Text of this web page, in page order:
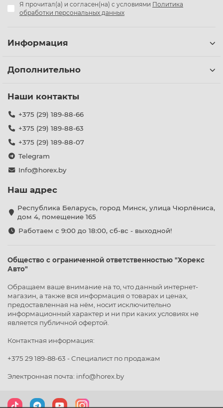
Я прочитал(а) и согласен(на) с условиями Политика
обработки персональных данных
Информация
Дополнительно
Наши контакты
+375 (29) 189-88-66
+375 (29) 189-88-63
+375 (29) 189-88-07
Telegram
Info@horex.by
Наш адрес
Республика Беларусь, город Минск, улица Чюрлёниса,
дом 4, помещение 165
Работаем с 9:00 до 18:00, сб-вс - выходной!
Общество с ограниченной ответственностью "Хорекс
Авто"
Обращаем ваше внимание на то, что данный интернет-
магазин, а также вся информация о товарах и ценах,
предоставленная на нём, носит исключительно
информационный характер и ни при каких условиях не
является публичной офертой.
Контактная информация:
+375 29 189-88-63 - Специалист по продажам
Электронная почта: info@horex.by